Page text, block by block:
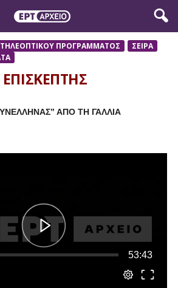
ΤΗΛΕΟΠΤΙΚΟΥ ΠΡΟΓΡΑΜΜΑΤΟΣ
ΣΕΙΡΑ
ΑΠΟ ΤΗ ΓΑΛΛΙΑ